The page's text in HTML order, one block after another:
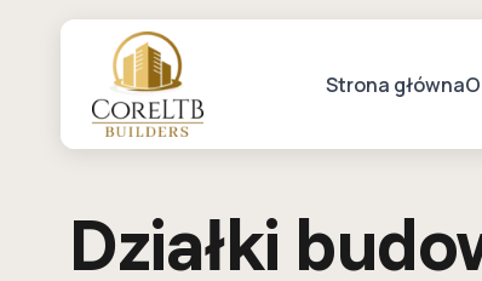
Strona główna
Działki